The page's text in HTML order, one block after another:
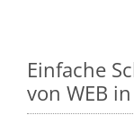
Einfache
von WEB